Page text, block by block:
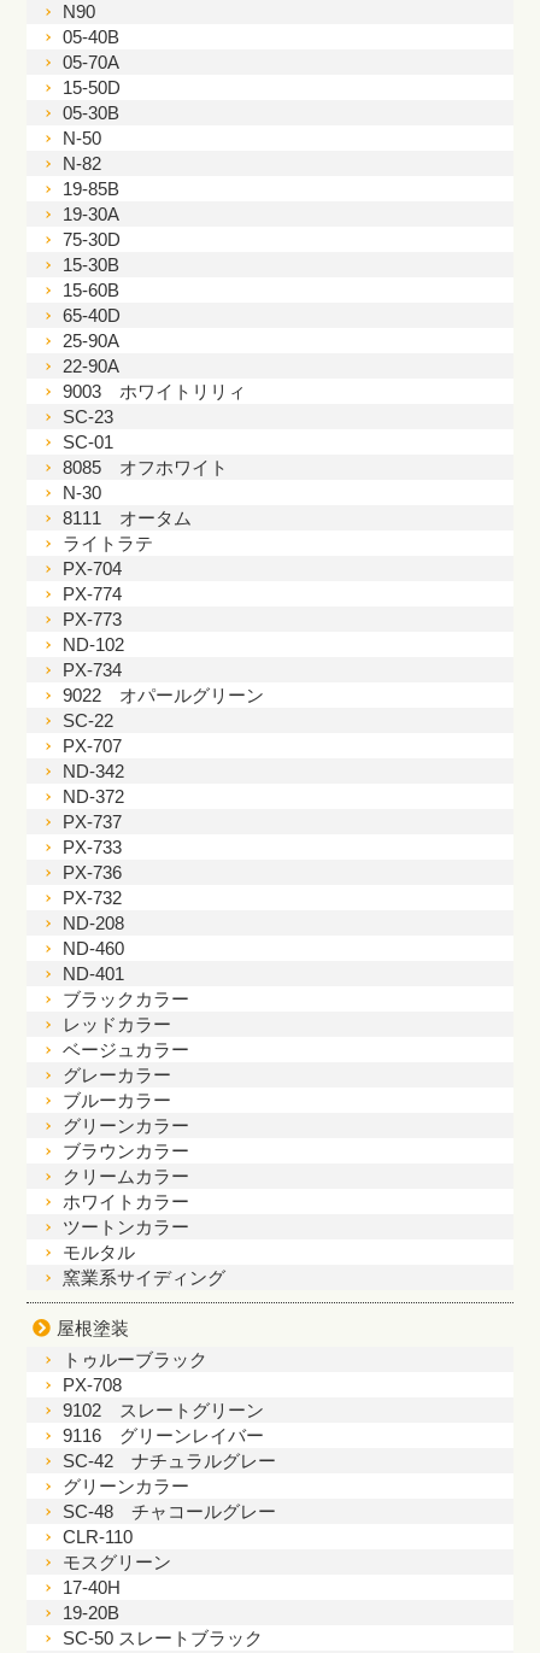
N90
05-40B
05-70A
15-50D
05-30B
N-50
N-82
19-85B
19-30A
75-30D
15-30B
15-60B
65-40D
25-90A
22-90A
9003 ホワイトリリィ
SC-23
SC-01
8085 オフホワイト
N-30
8111 オータム
ライトラテ
PX-704
PX-774
PX-773
ND-102
PX-734
9022 オパールグリーン
SC-22
PX-707
ND-342
ND-372
PX-737
PX-733
PX-736
PX-732
ND-208
ND-460
ND-401
ブラックカラー
レッドカラー
ベージュカラー
グレーカラー
ブルーカラー
グリーンカラー
ブラウンカラー
クリームカラー
ホワイトカラー
ツートンカラー
モルタル
窯業系サイディング
屋根塗装
トゥルーブラック
PX-708
9102 スレートグリーン
9116 グリーンレイバー
SC-42 ナチュラルグレー
グリーンカラー
SC-48 チャコールグレー
CLR-110
モスグリーン
17-40H
19-20B
SC-50 スレートブラック